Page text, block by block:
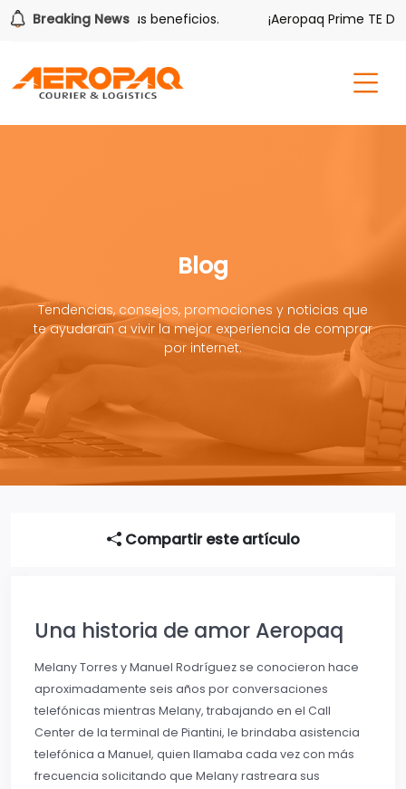
Breaking News
también tiene sus beneficios. ¡Aeropaq Prime TE DA
Blog
Tendencias, consejos, promociones y noticias que
te ayudaran a vivir la mejor experiencia de comprar
por internet.
Compartir este artículo
Una historia de amor Aeropaq
Melany Torres y Manuel Rodríguez se conocieron hace
aproximadamente seis años por conversaciones
telefónicas mientras Melany, trabajando en el Call
Center de la terminal de Piantini, le brindaba asistencia
telefónica a Manuel, quien llamaba cada vez con más
frecuencia solicitando que Melany rastreara sus